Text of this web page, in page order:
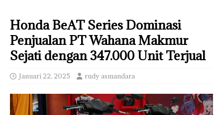
Honda BeAT Series Dominasi
Penjualan PT Wahana Makmur
Sejati dengan 347.000 Unit Terjual
Januari 22, 2025 rudy asmandara